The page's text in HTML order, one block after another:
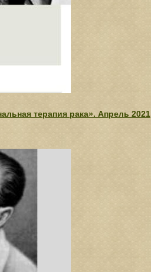
терапия рака». Апрель 2021